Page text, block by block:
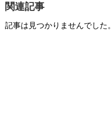
関連記事
記事は見つかりませんでした。